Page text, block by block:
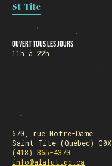
St-Tite
Ouvert tous les jours
11h à 22h
670, rue Notre-Dame
Saint-Tite (Québec) G0X
(418) 365-4370
info@alafut.qc.ca
FERMÉ